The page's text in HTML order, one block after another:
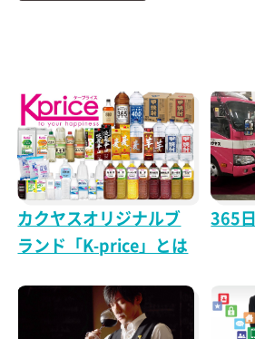
カクヤスオリジナルブ
ランド「K-price」とは
365